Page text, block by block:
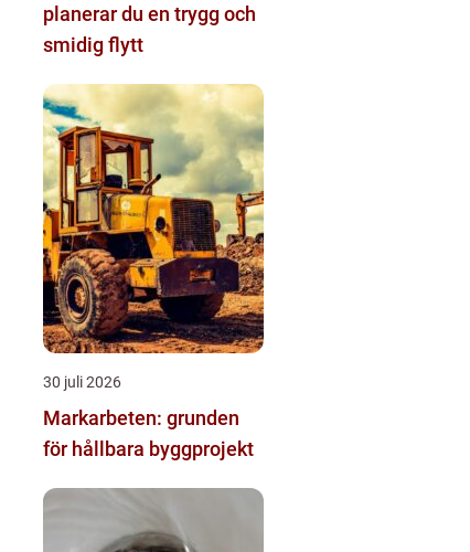
planerar du en trygg och
smidig flytt
30 juli 2026
Markarbeten: grunden
för hållbara byggprojekt